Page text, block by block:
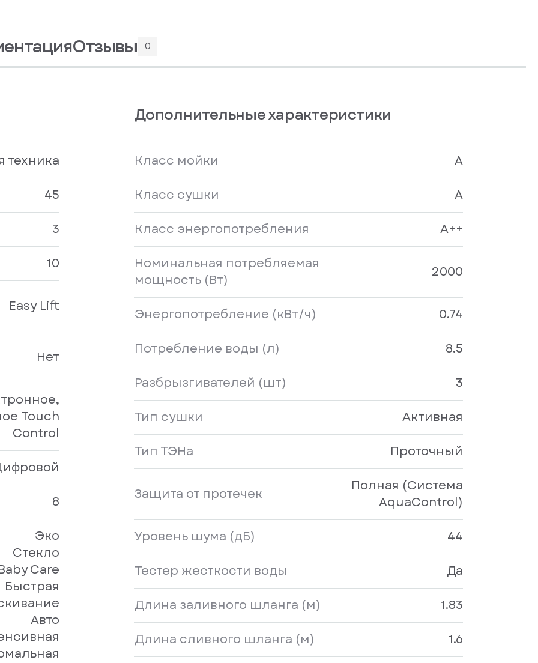
Отзывы 0
техника
45
3
10
Easy Lift
Нет
Touch
Control
8
Эко
Стекло
Care
Быстрая
Авто
Дополнительные характеристики
Класс мойки
A
Класс сушки
A
Класс энергопотребления
A++
Номинальная потребляемая
мощность (Вт)
2000
Энергопотребление (кВт/ч)
0.74
Потребление воды (л)
8.5
Разбрызгивателей (шт)
3
Тип сушки
Активная
Тип ТЭНа
Проточный
Защита от протечек
Полная (Система
AquaControl)
Уровень шума (дБ)
44
Тестер жесткости воды
Да
Длина заливного шланга (м)
1.83
Длина сливного шланга (м)
1.6